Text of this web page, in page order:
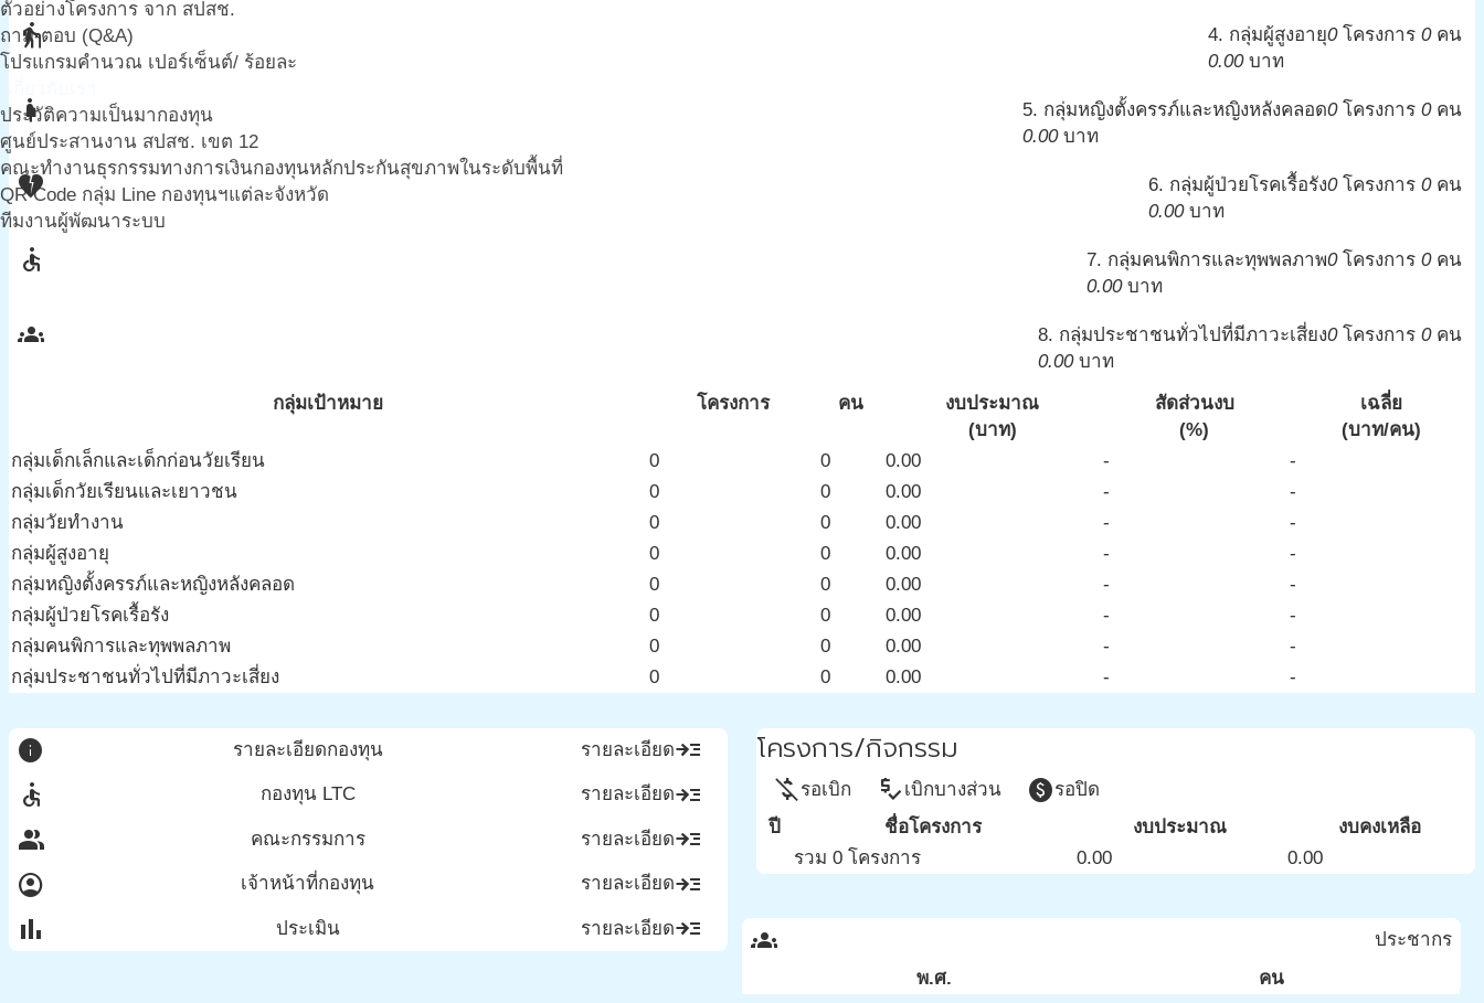
ตัวอย่างโครงการ จาก สปสช.
ถาม-ตอบ (Q&A)
โปรแกรมคำนวณ เปอร์เซ็นต์/ ร้อยละ
ประวัติความเป็นมากองทุน
ศูนย์ประสานงาน สปสช. เขต 12
คณะทำงานธุรกรรมทางการเงินกองทุนหลักประกันสุขภาพในระดับพื้นที่
QR Code กลุ่ม Line กองทุนฯแต่ละจังหวัด
ทีมงานผู้พัฒนาระบบ
elderly 4. กลุ่มผู้สูงอายุ0โครงการ 0คน
0.00บาท
pregnant_woman 5. กลุ่มหญิงตั้งครรภ์และหญิงหลังคลอด0โครงการ 0คน
0.00บาท
heart_broken 6. กลุ่มผู้ป่วยโรคเรื้อรัง0โครงการ 0คน
0.00บาท
accessible 7. กลุ่มคนพิการและทุพพลภาพ0โครงการ 0คน
0.00บาท
groups 8. กลุ่มประชาชนทั่วไปที่มีภาวะเสี่ยง0โครงการ 0คน
0.00บาท
กลุ่มเป้าหมาย
โครงการ คน
งบประมาณ
(บาท)
สัดส่วนงบ
(%)
เฉลี่ย
(บาท/คน)
กลุ่มเด็กเล็กและเด็กก่อนวัยเรียน
0 0 0.00 -
-
กลุ่มเด็กวัยเรียนและเยาวชน
0 0 0.00 -
-
กลุ่มวัยทำงาน
0 0 0.00 -
-
กลุ่มผู้สูงอายุ
0 0 0.00 -
-
กลุ่มหญิงตั้งครรภ์และหญิงหลังคลอด
0 0 0.00 -
-
กลุ่มผู้ป่วยโรคเรื้อรัง
0 0 0.00 -
-
กลุ่มคนพิการและทุพพลภาพ
0 0 0.00 -
-
กลุ่มประชาชนทั่วไปที่มีภาวะเสี่ยง
0 0 0.00 - -
โครงการ/กิจกรรม
money_off รอเบิก price_check เบิกบางส่วน paidรอปิด
ปี
ชื่อโครงการ งบประมาณ
งบคงเหลือ
รวม 0 โครงการ
0.00 0.00
info รายละเอียดกองทุน รายละเอียดread_more
accessible
กองทุน LTC รายละเอียดread_more
group
คณะกรรมการ รายละเอียดread_more
account_circle
เจ้าหน้าที่กองทุน รายละเอียดread_more
bar_chart
ประเมิน รายละเอียดread_more groups
ประชากร
พ.ศ.
คน